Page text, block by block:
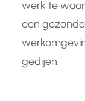
werk te
een
gedijen.